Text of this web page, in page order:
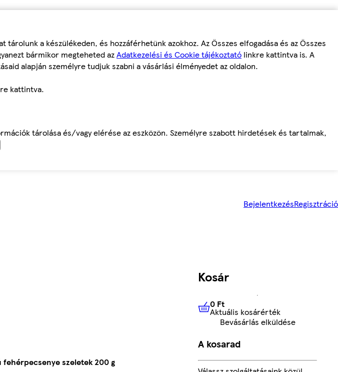
a készülékeden, és hozzáférhetünk azokhoz. Az Összes elfogadása és az Összes
bármikor megteheted azAdatkezelési és Cookie tájékoztató linkre kattintva is. A
alapján személyre tudjuk szabni a vásárlási élményedet az oldalon.
kattintva.
tárolása és/vagy elérése az eszközön. Személyre szabott hirdetések és tartalmak,
BejelentkezésRegisztráció
szeletek 200 g
Kosár
0 FtAktuális kosárérték
0 Ft
Aktuális kosárérték
Bevásárlás elküldése
A kosarad